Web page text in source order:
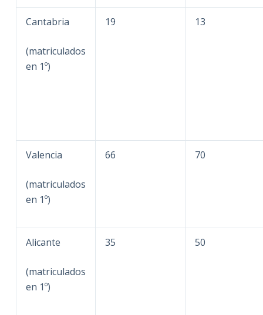
Cantabria
(matriculados
en 1º)
19 13
Valencia
(matriculados
en 1º)
66 70
Alicante
(matriculados
en 1º)
35 50